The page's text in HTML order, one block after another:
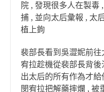
院 , 發現很多人在製毒
捕 , 並向太后彙報 , 太
植上鉤
裴部長看到吳澀妮前
宥拉趁機從裴部長背
出太后的所有作為才
閔宥拉把解藥摔爛 , 被